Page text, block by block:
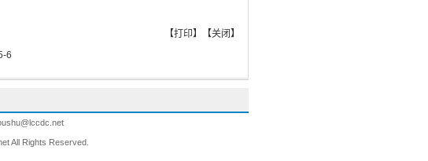
【打印】【关闭】
6
All Rights Reserved.